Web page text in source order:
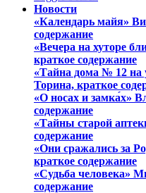
Новости
«Календарь майя»
содержание
«Вечера на хуторе
краткое содержание
«Тайна дома № 12 на
Торина, краткое
«О носах и замка́х»
содержание
«Тайны старой
содержание
«Они сражались за
краткое содержание
«Судьба человека»
содержание